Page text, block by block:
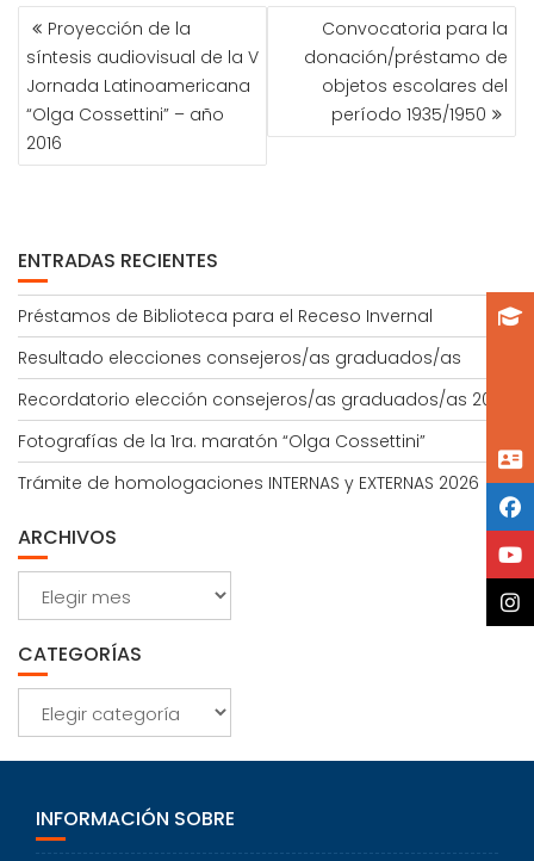
NAVEGACIÓN
DE
ENTRADAS
Proyección de la
síntesis audiovisual de la V
Jornada Latinoamericana
“Olga Cossettini” – año
2016
Convocatoria para la
donación/préstamo de
objetos escolares del
período 1935/1950
ENTRADAS RECIENTES
Préstamos de Biblioteca para el Receso Invernal
Resultado elecciones consejeros/as graduados/as
Recordatorio elección consejeros/as graduados/as 2026
Fotografías de la 1ra. maratón “Olga Cossettini”
Trámite de homologaciones INTERNAS y EXTERNAS 2026
ARCHIVOS
Archivos
CATEGORÍAS
Categorías
INFORMACIÓN SOBRE